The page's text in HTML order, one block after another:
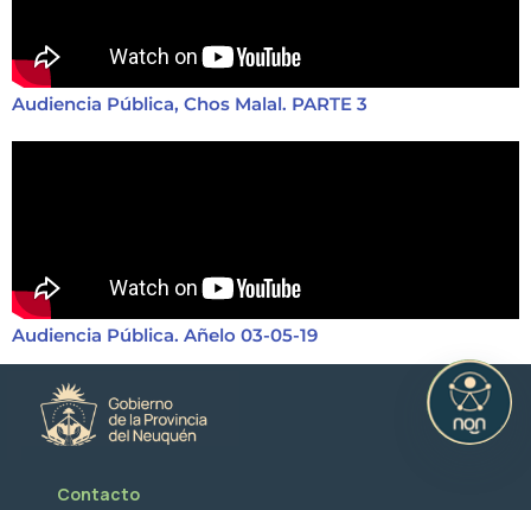
Audiencia Pública, Chos Malal. PARTE 3
Audiencia Pública. Añelo 03-05-19
Contacto